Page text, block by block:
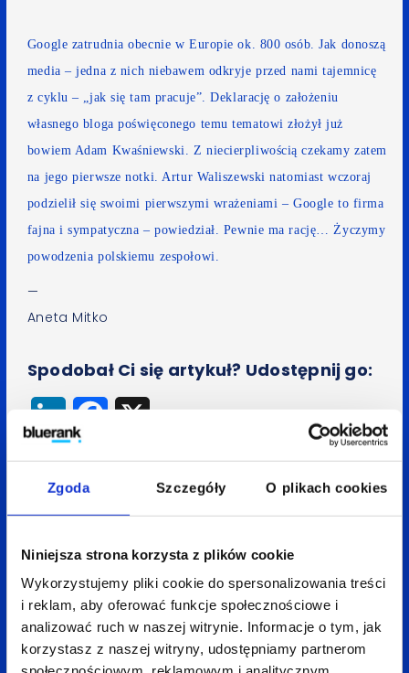
Zgoda Szczegóły O plikach cookies
Niniejsza strona korzysta z plików cookie
Wykorzystujemy pliki cookie do spersonalizowania treści
i reklam, aby oferować funkcje społecznościowe i
analizować ruch w naszej witrynie. Informacje o tym, jak
korzystasz z naszej witryny, udostępniamy partnerom
Google zatrudnia obecnie w Europie ok. 800 osób.Jak donoszą
media – jedna z nich niebawem odkryje przed nami tajemnicę
z cyklu – „jak się tam pracuje”. Deklarację o założeniu
własnego bloga poświęconego temu tematowi złożył już
bowiem Adam Kwaśniewski. Z niecierpliwością czekamy zatem
na jego pierwsze notki. Artur Waliszewski natomiast wczoraj
podzielił się swoimi pierwszymi wrażeniami –Google to firma
fajna i sympatyczna – powiedział. Pewnie ma rację… Życzymy
powodzenia polskiemu zespołowi.
—
Aneta Mitko
Spodobał Ci się artykuł? Udostępnij go:
LinkedInFacebook
X
Wróć do bloga
Zobacz także: